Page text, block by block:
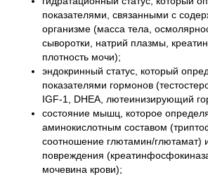
показателями, связанными с
организме (масса тела,
сыворотки, натрий плазмы,
плотность мочи);
эндокринный статус, который
показателями гормонов
IGF-1, DHEA, лютеинизирующий
состояние мышц, которое
аминокислотным составом
соотношение глютамин/глютамат)
повреждения
мочевина крови);